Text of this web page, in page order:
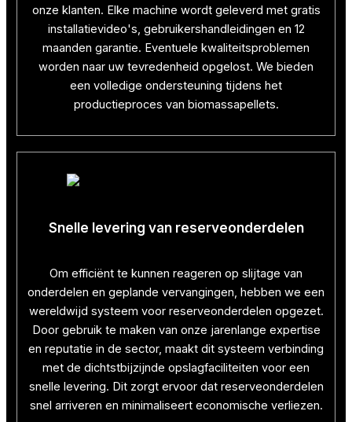
onze klanten. Elke machine wordt geleverd met gratis
installatievideo's, gebruikershandleidingen en 12
maanden garantie. Eventuele kwaliteitsproblemen
worden naar uw tevredenheid opgelost. We bieden
een volledige ondersteuning tijdens het
productieproces van biomassapellets.
Snelle levering van reserveonderdelen
Om efficiënt te kunnen reageren op slijtage van
onderdelen en geplande vervangingen, hebben we een
wereldwijd systeem voor reserveonderdelen opgezet.
Door gebruik te maken van onze jarenlange expertise
en reputatie in de sector, maakt dit systeem verbinding
met de dichtstbijzijnde opslagfaciliteiten voor een
snelle levering. Dit zorgt ervoor dat reserveonderdelen
snel arriveren en minimaliseert economische verliezen.